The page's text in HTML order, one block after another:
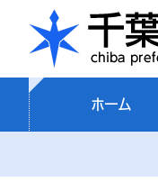
ホーム